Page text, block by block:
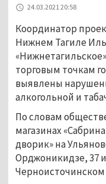
24.03.2021 20:58
Координатор
Нижнем Тагиле
торговым точкам
выявлены
алкогольной и
По словам
магазинах
дворик» на
Орджоникидзе, 37
Черноисточинском